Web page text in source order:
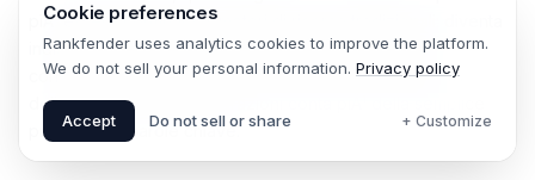
piÃ¹ essere confinata ai motori di ricerca tradizionali: diventa
indispensabile integrare la strategia di visibilitÃ con
contenuti pensati per questi ecosistemi, dove la qualitÃ
delle citazioni e delle interazioni conta piÃ¹ della semplice
presenza di parole chiave.
Cookie preferences
Rankfender uses analytics cookies to improve the platform.
We do not sell your personal information. Privacy policy
Accept Do not sell or share + Customize